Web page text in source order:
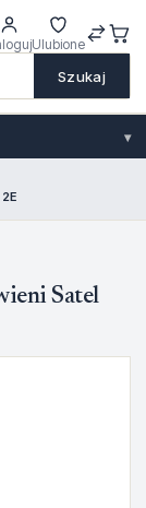
Szukaj
Ulubione
▾
Satel